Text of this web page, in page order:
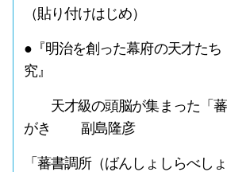
（貼り付けはじめ）
●『明治を創った幕府の天才た
究』
天才級の頭脳が集まった「蕃
がき 副島隆彦
「蕃書調所（ばんしょしらべし